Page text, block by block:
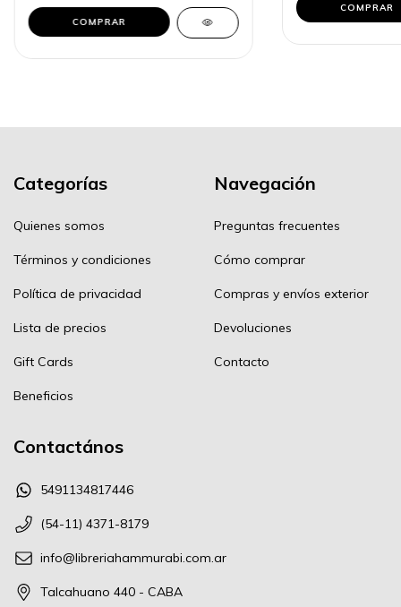
COMPRAR
COMPRAR
Categorías
Quienes somos
Términos y condiciones
Política de privacidad
Lista de precios
Gift Cards
Beneficios
Navegación
Preguntas frecuentes
Cómo comprar
Compras y envíos exterior
Devoluciones
Contacto
Contactános
5491134817446
(54-11) 4371-8179
info@libreriahammurabi.com.ar
Talcahuano 440 - CABA